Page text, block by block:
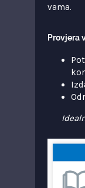
vama.
Provjera